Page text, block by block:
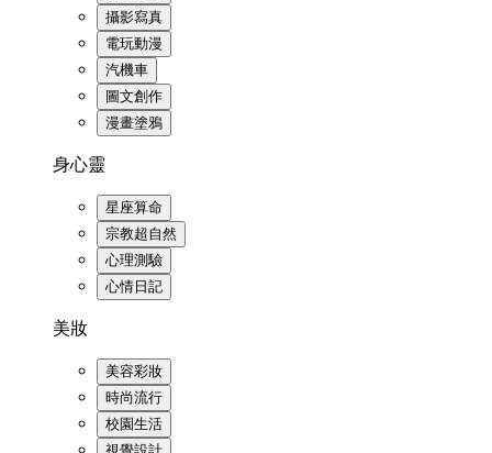
攝影寫真
電玩動漫
汽機車
圖文創作
漫畫塗鴉
身心靈
星座算命
宗教超自然
心理測驗
心情日記
美妝
美容彩妝
時尚流行
校園生活